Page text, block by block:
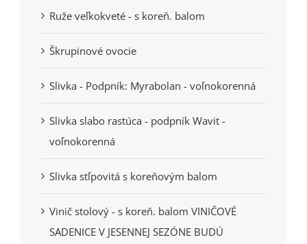
Ruže veľkokveté - s koreň. balom
Škrupinové ovocie
Slivka - Podpník: Myrabolan - voľnokorenná
Slivka slabo rastúca - podpník Wavit -
voľnokorenná
Slivka stľpovitá s koreňovým balom
Vinič stolový - s koreň. balom VINIČOVÉ
SADENICE V JESENNEJ SEZÓNE BUDÚ